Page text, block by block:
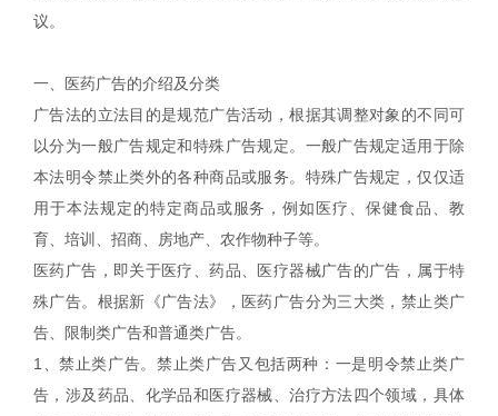
议。
一、医药广告的介绍及分类
广告法的立法目的是规范广告活动，根据其调整对象的不同可
以分为一般广告规定和特殊广告规定。一般广告规定适用于除
本法明令禁止类外的各种商品或服务。特殊广告规定，仅仅适
用于本法规定的特定商品或服务，例如医疗、保健食品、教
育、培训、招商、房地产、农作物种子等。
医药广告，即关于医疗、药品、医疗器械广告的广告，属于特
殊广告。根据新《广告法》，医药广告分为三大类，禁止类广
告、限制类广告和普通类广告。
1、禁止类广告。禁止类广告又包括两种：一是明令禁止类广
告，涉及药品、化学品和医疗器械、治疗方法四个领域，具体